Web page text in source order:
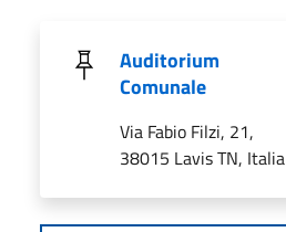
Auditorium
Comunale
Via Fabio Filzi, 21,
38015 Lavis TN, Italia